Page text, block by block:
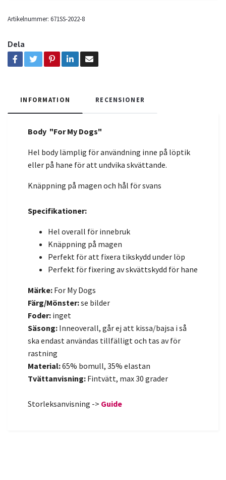
Artikelnummer: 671SS-2022-8
Dela
INFORMATION RECENSIONER
Body "For My Dogs"
Hel body lämplig för användning inne på löptik
eller på hane för att undvika skvättande.
Knäppning på magen och hål för svans
Specifikationer:
Hel overall för innebruk
Knäppning på magen
Perfekt för att fixera tikskydd under löp
Perfekt för fixering av skvättskydd för hane
Märke: For My Dogs
Färg/Mönster:se bilder
Foder: inget
Säsong: Inneoverall, går ej att kissa/bajsa i så
ska endast användas tillfälligt och tas av för
rastning
Material:65% bomull, 35% elastan
Tvättanvisning: Fintvätt, max 30 grader
Storleksanvisning -> Guide